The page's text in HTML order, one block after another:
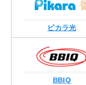
ピカラ光
BBIQ